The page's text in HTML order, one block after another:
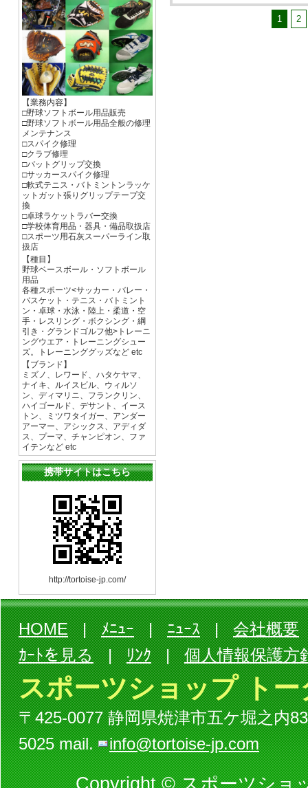
【業務内容】
□野球ソフトボール用品販売
□野球ソフトボール用品全般の修理
メンテナンス
□スパイク修理
□クラブ修理
□バットグリップ交換
□サッカースパイク修理
□軟式テニス・バトミントンラッケ
ットガット張りグリップテープ交
換
□卓球ラケットラバー交換
□学校体育用品・器具・備品取扱店
□スポーツ用石灰スーパーライン取
扱店
【種目】
野球ベースボール・ソフトボール
用品
各種スポーツ<サッカー・バレー・
バスケット・テニス・バトミント
ン・卓球・水泳・陸上・柔道・空
手・レスリング・ボクシング・綱
引き・グランドゴルフ他>トレーニ
ングウエア・トレーニングシュー
ズ。トレーニンググッズなど etc
【ブランド】
ミズノ、レワード、ハタケヤマ、
ナイキ、ルイスビル、ウィルソ
ン、ディマリニ、フランクリン、
ハイゴールド、デサント、イース
トン、ミツワタイガー、アンダー
アーマー、アシックス、アディダ
ス、プーマ、チャンピオン、ファ
イテンなど etc
携帯サイトはこちら
http://tortoise-jp.com/
1 2
HOME|ﾒﾆｭｰ|ﾆｭｰｽ|会社概要
ｶｰﾄを見る|ﾘﾝｸ|個人情報保護方
スポーツショップ ト
〒425-0077 静岡県焼津市五ケ堀之内
5025 mail. info@tortoise-jp.com
Copyright © スポーツシ